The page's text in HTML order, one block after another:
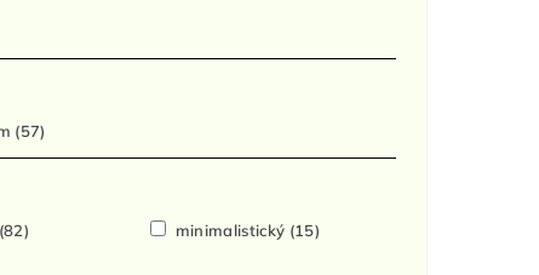
(57)
(82) minimalistický (15)